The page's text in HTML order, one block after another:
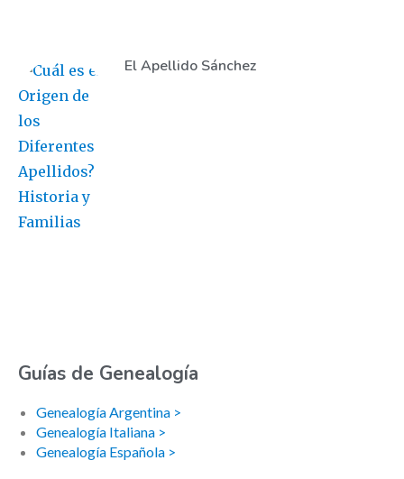
El Apellido Sánchez
Guías de Genealogía
Genealogía Argentina >
Genealogía Italiana >
Genealogía Española >